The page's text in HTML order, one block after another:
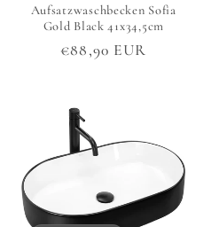
Aufsatzwaschbecken Sofia
Gold Black 41x34,5cm
Normaler
€88,90 EUR